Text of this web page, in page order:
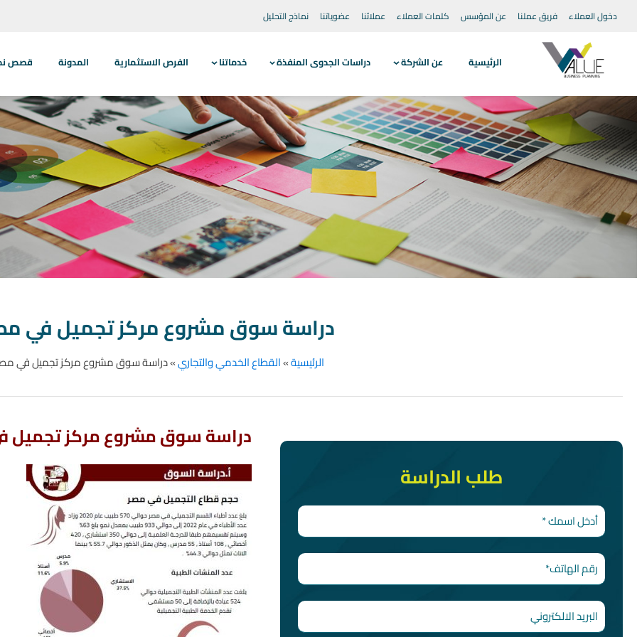
دخول العملاء فريق عملنا عن المؤسس كلمات العملاء عملائنا عضوياتنا نماذج التحليل
الرئيسية عن الشركة دراسات الجدوى المنفذة خدماتنا الفرص الاستثمارية المدونة قصص
دراسة سوق مشروع مركز تجميل في
الرئيسية»القطاع الخدمي والتجاري»دراسة سوق مشروع مركز تجميل في
طلب الدراسة
دراسة سوق مشروع مركز تجميل